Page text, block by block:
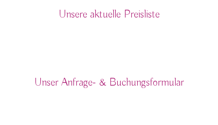
Unsere aktuelle Preisliste
Unser Anfrage- & Buchungsformular